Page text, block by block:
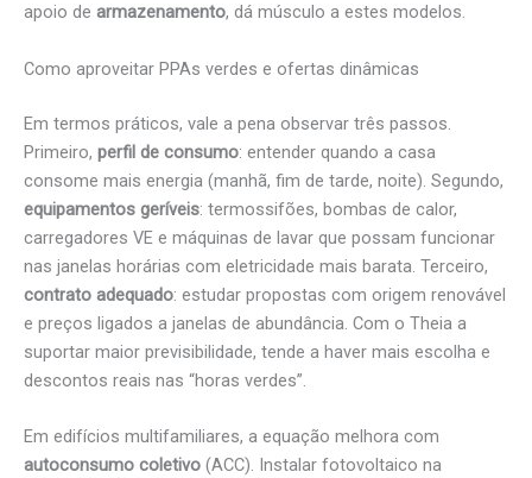
apoio de armazenamento, dá músculo a estes modelos.
Como aproveitar PPAs verdes e ofertas dinâmicas
Em termos práticos, vale a pena observar três passos.
Primeiro, perfil de consumo: entender quando a casa
consome mais energia (manhã, fim de tarde, noite). Segundo,
equipamentos geríveis: termossifões, bombas de calor,
carregadores VE e máquinas de lavar que possam funcionar
nas janelas horárias com eletricidade mais barata. Terceiro,
contrato adequado: estudar propostas com origem renovável
e preços ligados a janelas de abundância. Com o Theia a
suportar maior previsibilidade, tende a haver mais escolha e
descontos reais nas “horas verdes”.
Em edifícios multifamiliares, a equação melhora com
autoconsumo coletivo (ACC). Instalar fotovoltaico na